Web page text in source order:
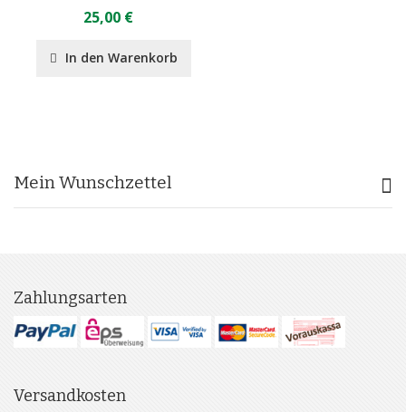
25,00 €
In den Warenkorb
Mein Wunschzettel
Zahlungsarten
Versandkosten